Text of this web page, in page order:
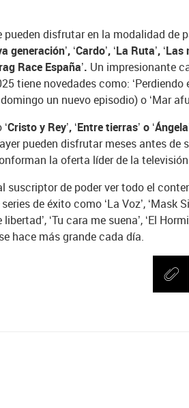
disfrutar en la modalidad de
generación’, ‘Cardo’, ‘La Ruta’,
Race España’. Un impresionante
tiene novedades como: ‘Perdiendo
un nuevo episodio) o ‘Mar
‘Cristo y Rey’, ‘Entre tierras’ o
pueden disfrutar meses antes de
la oferta líder de la
suscriptor de poder ver todo el
de éxito como ‘La Voz’, ‘Mask
‘Tu cara me suena’, ‘El
hace más grande cada día.